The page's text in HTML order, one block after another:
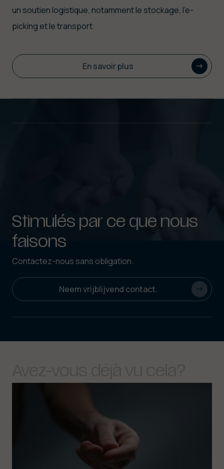
un soutien logistique, notamment le stockage, l’e-
picking et le transport.
En savoir plus
Stimulés par ce que nous
faisons
Contactez-nous sans obligation.
Neem vrijblijvend contact.